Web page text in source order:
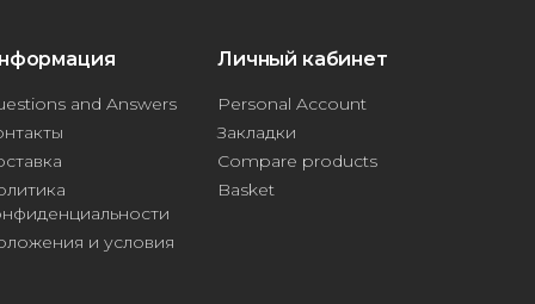
and Answers
и условия
Личный кабинет
Personal Account
Закладки
Compare products
Basket